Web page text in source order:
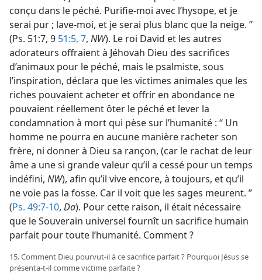
conçu dans le péché. Purifie-​moi avec l’hysope, et je
serai pur ; lave-​moi, et je serai plus blanc que la neige. ”
(Ps. 51:7, 9 51:5, 7, NW). Le roi David et les autres
adorateurs offraient à Jéhovah Dieu des sacrifices
d’animaux pour le péché, mais le psalmiste, sous
l’inspiration, déclara que les victimes animales que les
riches pouvaient acheter et offrir en abondance ne
pouvaient réellement ôter le péché et lever la
condamnation à mort qui pèse sur l’humanité : “ Un
homme ne pourra en aucune manière racheter son
frère, ni donner à Dieu sa rançon, (car le rachat de leur
âme a une si grande valeur qu’il a cessé pour un temps
indéfini, NW), afin qu’il vive encore, à toujours, et qu’il
ne voie pas la fosse. Car il voit que les sages meurent. ”
(Ps. 49:7-10, Da). Pour cette raison, il était nécessaire
que le Souverain universel fournît un sacrifice humain
parfait pour toute l’humanité. Comment ?
15. Comment Dieu pourvut-​il à ce sacrifice parfait ? Pourquoi Jésus se
présenta-​t-​il comme victime parfaite ?